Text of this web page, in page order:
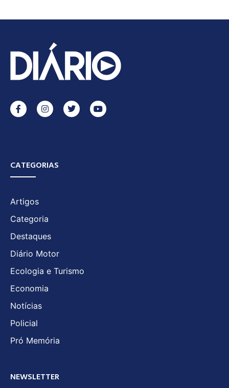
CATEGORIAS
Artigos
Categoria
Destaques
Diário Motor
Ecologia e Turismo
Economia
Notícias
Policial
Pró Memória
NEWSLETTER